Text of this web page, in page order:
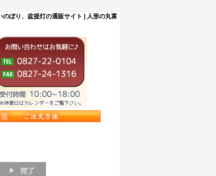
のぼり、盆提灯の通販サイト | 人形の丸富